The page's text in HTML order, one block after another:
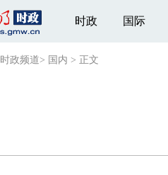
时政 国际
时政频道> 国内 > 正文